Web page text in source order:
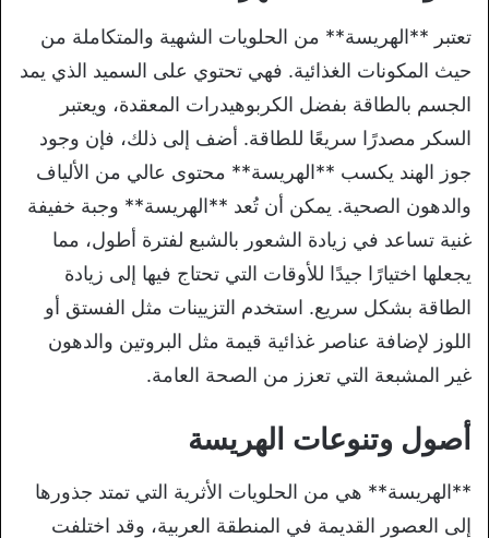
تعتبر **الهريسة** من الحلويات الشهية والمتكاملة من
حيث المكونات الغذائية. فهي تحتوي على السميد الذي يمد
الجسم بالطاقة بفضل الكربوهيدرات المعقدة، ويعتبر
السكر مصدرًا سريعًا للطاقة. أضف إلى ذلك، فإن وجود
جوز الهند يكسب **الهريسة** محتوى عالي من الألياف
والدهون الصحية. يمكن أن تُعد **الهريسة** وجبة خفيفة
غنية تساعد في زيادة الشعور بالشبع لفترة أطول، مما
يجعلها اختيارًا جيدًا للأوقات التي تحتاج فيها إلى زيادة
الطاقة بشكل سريع. استخدم التزيينات مثل الفستق أو
اللوز لإضافة عناصر غذائية قيمة مثل البروتين والدهون
غير المشبعة التي تعزز من الصحة العامة.
أصول وتنوعات الهريسة
**الهريسة** هي من الحلويات الأثرية التي تمتد جذورها
إلى العصور القديمة في المنطقة العربية، وقد اختلفت